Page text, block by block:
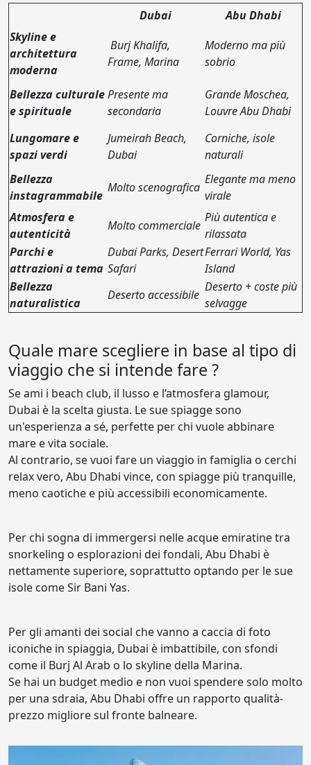
Dubai
Abu Dhabi
Skyline e
architettura
moderna
Burj Khalifa,
Frame, Marina
Moderno ma più
sobrio
Bellezza culturale
e spirituale
Presente ma
secondaria
Grande Moschea,
Louvre Abu Dhabi
Lungomare e
spazi verdi
Jumeirah Beach,
Dubai
Corniche, isole
naturali
Bellezza
instagrammabile
Molto scenografica
Elegante ma meno
virale
Atmosfera e
autenticità
Molto commerciale
Più autentica e
rilassata
Parchi e
attrazioni a tema
Dubai Parks, Desert
Safari
Ferrari World, Yas
Island
Bellezza
naturalistica
Deserto accessibile
Deserto + coste più
selvagge
Quale mare scegliere in base al tipo di
viaggio che si intende fare ?
Se ami i beach club, il lusso e l’atmosfera glamour,
Dubai è la scelta giusta. Le sue spiagge sono
un'esperienza a sé, perfette per chi vuole abbinare
mare e vita sociale.
Al contrario, se vuoi fare un viaggio in famiglia o cerchi
relax vero, Abu Dhabi vince, con spiagge più tranquille,
meno caotiche e più accessibili economicamente.
Per chi sogna di immergersi nelle acque emiratine tra
snorkeling o esplorazioni dei fondali, Abu Dhabi è
nettamente superiore, soprattutto optando per le sue
isole come Sir Bani Yas.
Per gli amanti dei social che vanno a caccia di foto
iconiche in spiaggia, Dubai è imbattibile, con sfondi
come il Burj Al Arab o lo skyline della Marina.
Se hai un budget medio e non vuoi spendere solo molto
per una sdraia, Abu Dhabi offre un rapporto qualità-
prezzo migliore sul fronte balneare.